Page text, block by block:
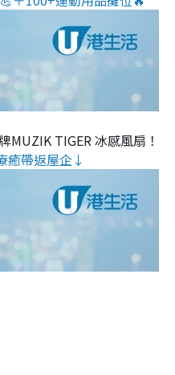
MUZIK TIGER 冰感風扇！
癒帶返屋企↓